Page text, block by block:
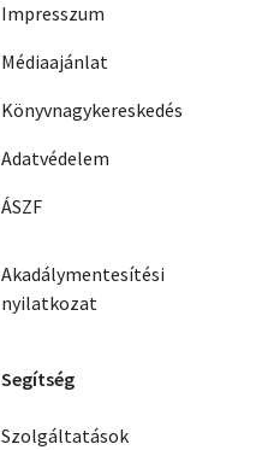
Impresszum
Médiaajánlat
Könyvnagykereskedés
Adatvédelem
ÁSZF
Akadálymentesítési
nyilatkozat
Segítség
Szolgáltatások